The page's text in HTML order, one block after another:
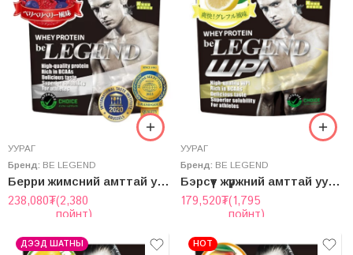
УУРАГ
Бренд: BE LEGEND
Берри жимсний амттай уураг “be Legend” Whey Protein
238,080₮(2,380
пойнт)
УУРАГ
Бренд: BE LEGEND
Бэрсүүт жүржний амттай уураг “be Legend” Whey Protein Isolate
179,520₮(1,795
пойнт)
ДЭЭД ШАТНЫ HOT